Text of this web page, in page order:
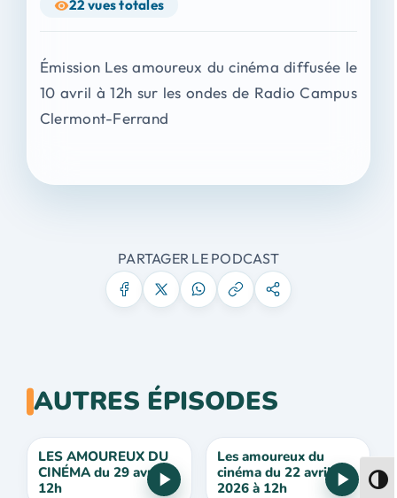
22 vues totales
Émission Les amoureux du cinéma diffusée le
10 avril à 12h sur les ondes de Radio Campus
Clermont-Ferrand
PARTAGER LE PODCAST
AUTRES ÉPISODES
LES AMOUREUX DU
CINÉMA du 29 avril à
12h
Les amoureux du
cinéma du 22 avril
2026 à 12h